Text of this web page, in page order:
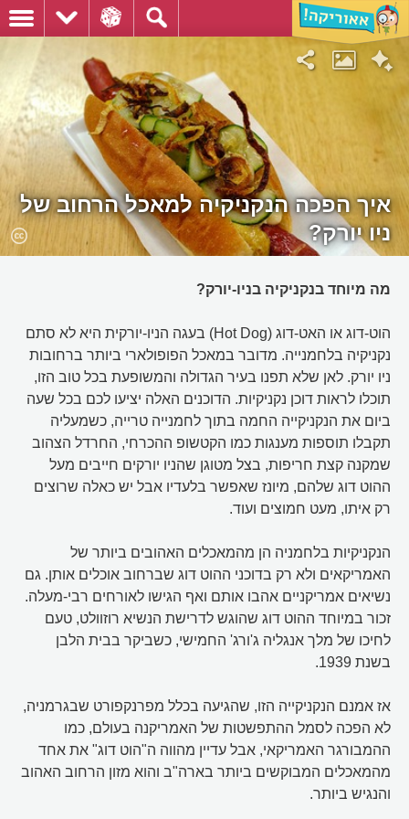
איך הפכה הנקניקיה למאכל הרחוב של
ניו יורק?
מה מיוחד בנקניקיה בניו-יורק?
הוט-דוג או האט-דוג (Hot Dog) בעגה הניו-יורקית היא לא סתם
נקניקיה בלחמנייה. מדובר במאכל הפופולארי ביותר ברחובות
ניו יורק. לאן שלא תפנו בעיר הגדולה והמשופעת בכל טוב הזו,
תוכלו לראות דוכן נקניקיות. הדוכנים האלה יציעו לכם בכל שעה
ביום את הנקניקייה החמה בתוך לחמנייה טרייה, כשמעליה
תקבלו תוספות מענגות כמו הקטשופ ההכרחי, החרדל הצהוב
שמקנה קצת חריפות, בצל מטוגן שהניו יורקים חייבים מעל
ההוט דוג שלהם, מיונז שאפשר בלעדיו אבל יש כאלה שרוצים
רק איתו, מעט חמוצים ועוד.
הנקניקיות בלחמניה הן מהמאכלים האהובים ביותר של
האמריקאים ולא רק בדוכני ההוט דוג שברחוב אוכלים אותן. גם
נשיאים אמריקניים אהבו אותם ואף הגישו לאורחים רבי-מעלה.
זכור במיוחד ההוט דוג שהוגש לדרישת הנשיא רוזוולט, טעם
לחיכו של מלך אנגליה ג'ורג' החמישי, כשביקר בבית הלבן
בשנת 1939.
אז אמנם הנקניקייה הזו, שהגיעה בכלל מפרנקפורט שבגרמניה,
לא הפכה לסמל ההתפשטות של האמריקנה בעולם, כמו
ההמבורגר האמריקאי, אבל עדיין מהווה ה"הוט דוג" את אחד
מהמאכלים המבוקשים ביותר בארה"ב והוא מזון הרחוב האהוב
והנגיש ביותר.